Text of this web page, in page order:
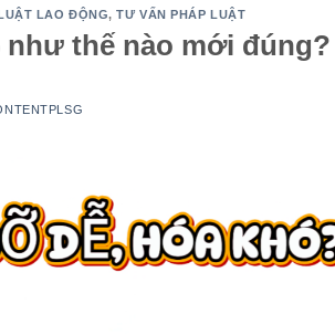
LAO ĐỘNG,TƯ VẤN PHÁP LUẬT
như thế nào mới đúng?